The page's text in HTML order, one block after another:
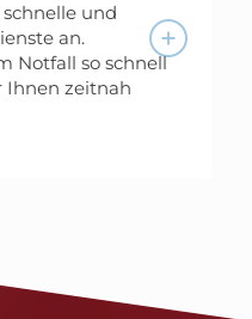
und
an.
Notfall so schnell
Ihnen zeitnah